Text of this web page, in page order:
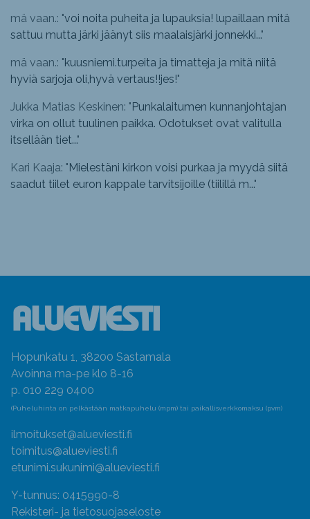
mä vaan.: "voi noita puheita ja lupauksia! lupaillaan mitä
sattuu mutta järki jäänyt siis maalaisjärki jonnekki..."
mä vaan.: "kuusniemi.turpeita ja timatteja ja mitä niitä
hyviä sarjoja oli,hyvä vertaus!!jes!"
Jukka Matias Keskinen: "Punkalaitumen kunnanjohtajan
virka on ollut tuulinen paikka. Odotukset ovat valitulla
itsellään tiet..."
Kari Kaaja: "Mielestäni kirkon voisi purkaa ja myydä siitä
saadut tiilet euron kappale tarvitsijoille (tiilillä m..."
Hopunkatu 1, 38200 Sastamala
Avoinna ma-pe klo 8-16
p. 010 229 0400
(Puheluhinta on pelkästään matkapuhelu (mpm) tai paikallisverkkomaksu (pvm)
ilmoitukset@alueviesti.fi
toimitus@alueviesti.fi
etunimi.sukunimi@alueviesti.fi
Y-tunnus: 0415990-8
Rekisteri- ja tietosuojaseloste